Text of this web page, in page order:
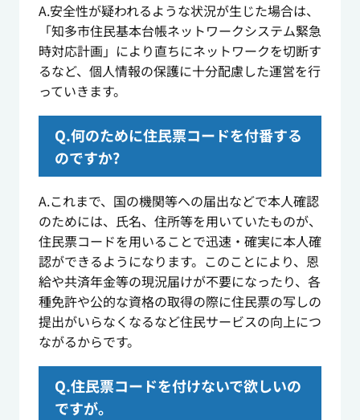
A.安全性が疑われるような状況が生じた場合は、
「知多市住民基本台帳ネットワークシステム緊急
時対応計画」により直ちにネットワークを切断す
るなど、個人情報の保護に十分配慮した運営を行
っていきます。
Q.何のために住民票コードを付番する
のですか?
A.これまで、国の機関等への届出などで本人確認
のためには、氏名、住所等を用いていたものが、
住民票コードを用いることで迅速・確実に本人確
認ができるようになります。このことにより、恩
給や共済年金等の現況届けが不要になったり、各
種免許や公的な資格の取得の際に住民票の写しの
提出がいらなくなるなど住民サービスの向上につ
ながるからです。
Q.住民票コードを付けないで欲しいの
ですが。